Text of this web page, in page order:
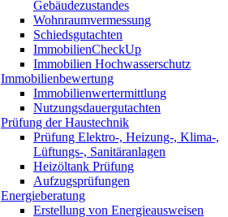
Gebäudezustandes
Wohnraumvermessung
Schiedsgutachten
ImmobilienCheckUp
Immobilien Hochwasserschutz
Immobilienbewertung
Immobilienwertermittlung
Nutzungsdauergutachten
Prüfung der Haustechnik
Prüfung Elektro-, Heizung-, Klima-,
Lüftungs-, Sanitäranlagen
Heizöltank Prüfung
Aufzugsprüfungen
Energieberatung
Erstellung von Energieausweisen